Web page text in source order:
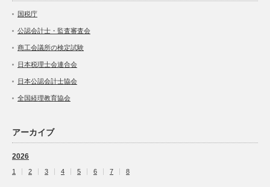
国税庁
公認会計士・監査審査会
商工会議所の検定試験
日本税理士会連合会
日本公認会計士協会
全国経理教育協会
アーカイブ
2026
1 2 3 4 5 6 7 8